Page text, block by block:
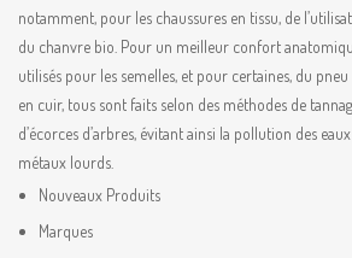
notamment, pour les chaussures en tissu, de
du chanvre bio. Pour un meilleur confort
utilisés pour les semelles, et pour certaines, du
en cuir, tous sont faits selon des méthodes de
d’écorces d’arbres, évitant ainsi la pollution des
métaux lourds.
Nouveaux Produits
Marques